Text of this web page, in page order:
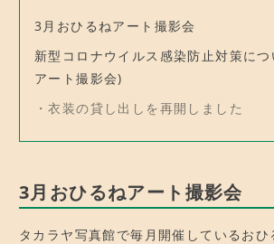
b
o
o
k
d
o
n
3月おひるねアート撮影会
新型コロナウイルス感染防止対策に
アート撮影会)
衣装の貸し出しを再開しました
3月おひるねアート撮影会
タカラヤ写真館で毎月開催しているおひ